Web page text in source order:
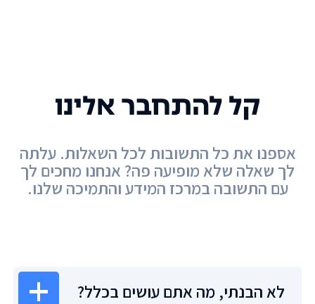
לא הבנתי, מה אתם עושים בכלל?
קל להתחבר אלינו
אספנו את כל התשובות לכל השאלות. עלתה
לך שאלה שלא מופיעה פה? אנחנו מחכים לך
עם התשובה במרכז המידע והתמיכה שלנו.